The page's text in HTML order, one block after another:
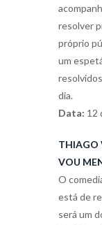
resolver
próprio
um
dia.
Data: 12
THIAGO
VOU
O
está de
será um